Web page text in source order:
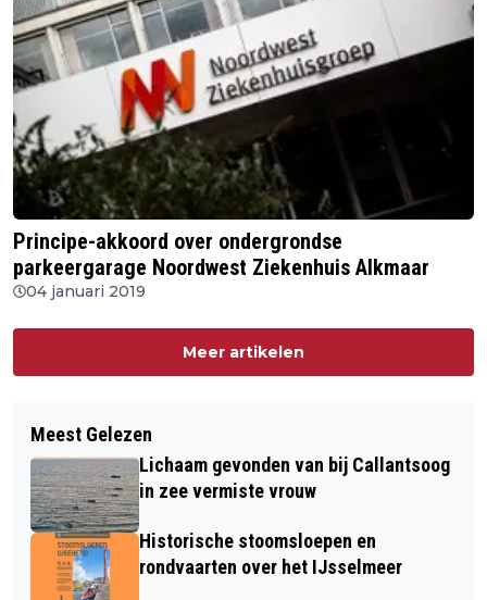
Principe-akkoord over ondergrondse
parkeergarage Noordwest Ziekenhuis Alkmaar
04 januari 2019
Meer artikelen
Meest Gelezen
Lichaam gevonden van bij Callantsoog
in zee vermiste vrouw
Historische stoomsloepen en
rondvaarten over het IJsselmeer